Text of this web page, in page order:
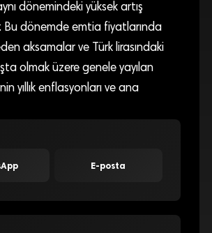
dönemindeki yüksek artış
Bu dönemde emtia fiyatlarında
aksamalar ve Türk lirasındaki
olmak üzere genele yayılan
yıllık enflasyonları ve ana
E-posta